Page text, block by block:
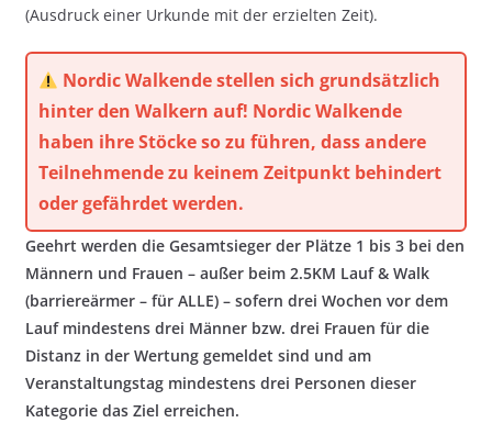
(Ausdruck einer Urkunde mit der erzielten Zeit).
Nordic Walkende stellen sich grundsätzlich
hinter den Walkern auf! Nordic Walkende
haben ihre Stöcke so zu führen, dass andere
Teilnehmende zu keinem Zeitpunkt behindert
oder gefährdet werden.
Geehrt werden die Gesamtsieger der Plätze 1 bis 3 bei den
Männern und Frauen – außer beim 2.5KM Lauf & Walk
(barriereärmer – für ALLE) – sofern drei Wochen vor dem
Lauf mindestens drei Männer bzw. drei Frauen für die
Distanz in der Wertung gemeldet sind und am
Veranstaltungstag mindestens drei Personen dieser
Kategorie das Ziel erreichen.